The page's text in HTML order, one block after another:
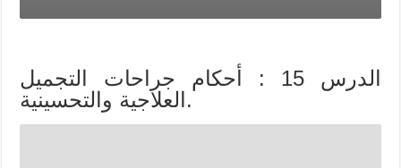
الدرس 15 : أحكام جراحات التجميل
العلاجية والتحسينية.